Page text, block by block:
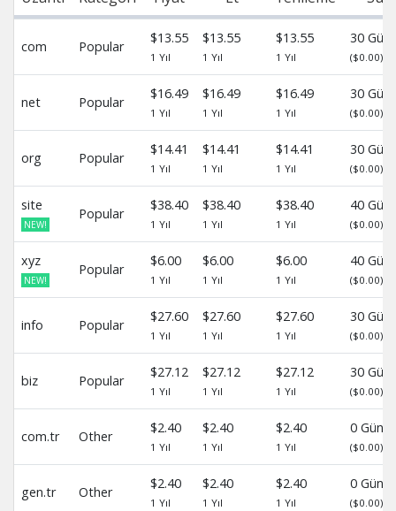
com Popular
$13.55
1 Yıl
$13.55
1 Yıl
$13.55
1 Yıl
30 Gün
($0.00)
net Popular
$16.49
1 Yıl
$16.49
1 Yıl
$16.49
1 Yıl
30 Gün
($0.00)
org Popular
$14.41
1 Yıl
$14.41
1 Yıl
$14.41
1 Yıl
30 Gün
($0.00)
site
NEW!
Popular
$38.40
1 Yıl
$38.40
1 Yıl
$38.40
1 Yıl
40 Gün
($0.00)
xyz
NEW!
Popular
$6.00
1 Yıl
$6.00
1 Yıl
$6.00
1 Yıl
40 Gün
($0.00)
info Popular
$27.60
1 Yıl
$27.60
1 Yıl
$27.60
1 Yıl
30 Gün
($0.00)
biz Popular
$27.12
1 Yıl
$27.12
1 Yıl
$27.12
1 Yıl
30 Gün
($0.00)
com.tr Other
$2.40
1 Yıl
$2.40
1 Yıl
$2.40
1 Yıl
0 Gün
($0.00)
gen.tr Other
$2.40
1 Yıl
$2.40
1 Yıl
$2.40
1 Yıl
0 Gün
($0.00)